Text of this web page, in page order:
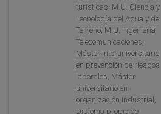
turísticas, M.U. Ciencia y
Tecnología del Agua y del
Terreno, M.U. Ingeniería
Telecomunicaciones,
Máster interuniversitario
en prevención de riesgos
laborales, Máster
universitario en
organización industrial,
Diploma propio de